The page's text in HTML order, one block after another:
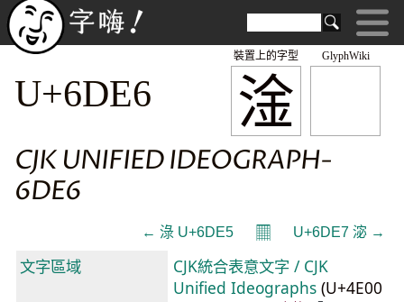
GlyphWiki
淦
裝置上的字型
U+6DE6
CJK UNIFIED IDEOGRAPH-
6DE6
← 淥 U+6DE5 𝄜 U+6DE7 淧 →
文字區域
CJK統合表意文字 / CJK
Unified Ideographs (U+4E00